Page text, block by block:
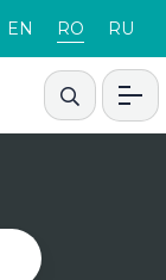
EN RO RU